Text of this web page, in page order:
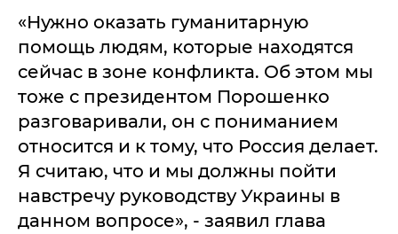
«Нужно оказать гуманитарную
помощь людям, которые находятся
сейчас в зоне конфликта. Об этом мы
тоже с президентом Порошенко
разговаривали, он с пониманием
относится и к тому, что Россия делает.
Я считаю, что и мы должны пойти
навстречу руководству Украины в
данном вопросе», - заявил глава